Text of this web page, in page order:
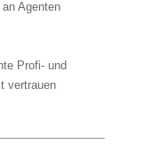
Agenten
Profi- und
vertrauen